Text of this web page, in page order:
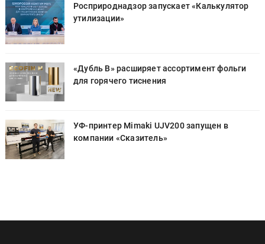
Росприроднадзор запускает «Калькулятор
утилизации»
«Дубль В» расширяет ассортимент фольги
для горячего тиснения
УФ-принтер Mimaki UJV200 запущен в
компании «Сказитель»